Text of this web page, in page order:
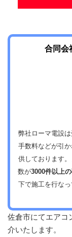
合同会
弊社ローマ電設
手数料などが引
供しております
数が3000件以上
下で施工を行な
佐倉市にてエアコ
介いたします。